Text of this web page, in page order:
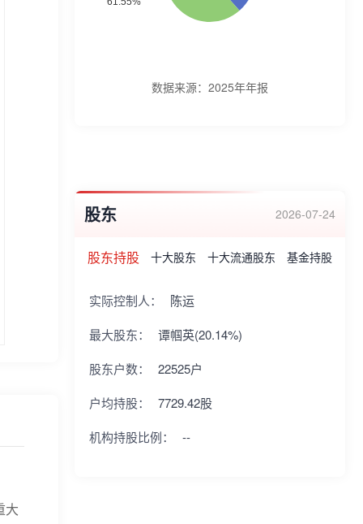
大
制器、新能源商用车电控及驱动系统、电极
书;广东省环境保护产业协会第五届理事会常
数据来源： 2025年年报
股东 2026-07-24
股东持股 十大股东 十大流通股东 基金持股
实际控制人：
陈运
最大股东：
谭帼英(20.14%)
股东户数：
22525户
户均持股：
7729.42股
机构持股比例：
--